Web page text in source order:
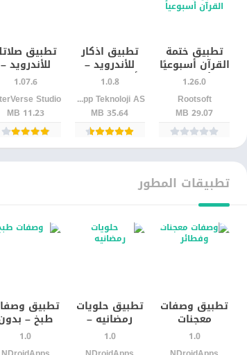
تطبيق ختمة
القرآن أسبوعيًا
للأندرويد |
التزم بالقراءة
دون انقطاع
1.26.0
Rootsoft
29.07 MB
تطبيق اذكار
للأندرويد –
أذكار الصباح
والمساء
بسهولة
1.0.8
Assistant App Teknoloji AS
35.64 MB
تطبيق
للأندرويد –
مواقيت الصلاة
واتجاه
بدقة
1.07.6
11.23 MB
تطبيقات المطور
تطبيق وصفات
معجنات
وفطائر – بدون
نت للاندرويد
1.0
تطبيق حلويات
رمضانيه –
بدون نت
للاندرويد
1.0
تطبيق
طبخ –
1.0